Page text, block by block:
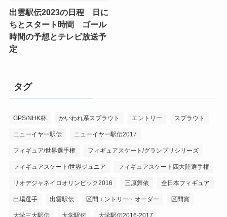
出雲駅伝2023の日程 日に
ちとスタート時間 ゴール
時間の予想とテレビ放送予
定
タグ
GPS/NHK杯 かいわれ系スプラウト エントリー スプラウト
ニューイヤー駅伝 ニューイヤー駅伝2017
フィギュア/世界選手権 フィギュアスケート/グランプリシリーズ
フィギュアスケート/世界ジュニア フィギュアスケート四大陸選手権
リオデジャネイロオリンピック2016 三原舞依 全日本フィギュア
出場選手 出雲駅伝 区間エントリー・オーダー 区間賞
大学三大駅伝 大学駅伝 大学駅伝2016-2017